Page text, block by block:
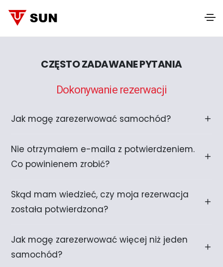
CZĘSTO ZADAWANE PYTANIA
Dokonywanie rezerwacji
Jak mogę zarezerwować samochód?
Nie otrzymałem e-maila z potwierdzeniem.
Co powinienem zrobić?
Skąd mam wiedzieć, czy moja rezerwacja
została potwierdzona?
Jak mogę zarezerwować więcej niż jeden
samochód?